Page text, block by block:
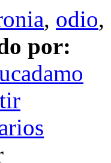
, odio,
por: